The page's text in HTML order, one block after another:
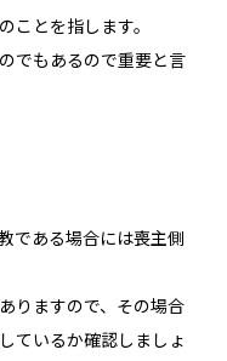
ことを指します。
でもあるので重要と言
である場合には喪主側
りますので、その場合
ているか確認しましょ